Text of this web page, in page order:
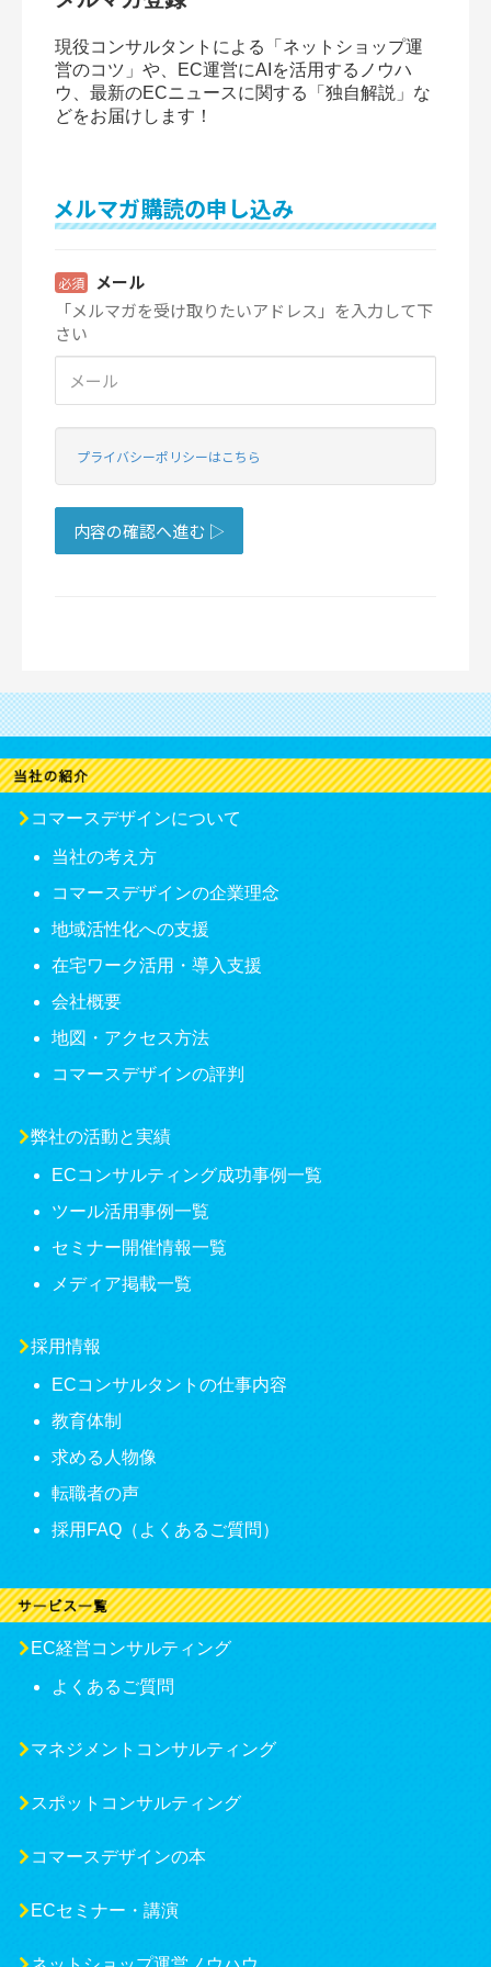
現役コンサルタントによる「ネットショップ運
営のコツ」や、EC運営にAIを活用するノウハ
ウ、最新のECニュースに関する「独自解説」な
どをお届けします！
コマースデザインについて
当社の考え方
コマースデザインの企業理念
地域活性化への支援
在宅ワーク活用・導入支援
会社概要
地図・アクセス方法
コマースデザインの評判
弊社の活動と実績
ECコンサルティング成功事例一覧
ツール活用事例一覧
セミナー開催情報一覧
メディア掲載一覧
採用情報
ECコンサルタントの仕事内容
教育体制
求める人物像
転職者の声
採用FAQ（よくあるご質問）
EC経営コンサルティング
よくあるご質問
マネジメントコンサルティング
スポットコンサルティング
コマースデザインの本
ECセミナー・講演